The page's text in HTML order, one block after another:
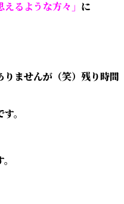
るような方々」 に
ませんが（笑）残り時間
。